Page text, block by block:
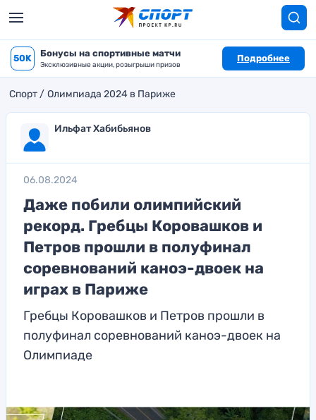
50K Бонусы на спортивные матчи
Эксклюзивные акции, розыгрыши призов
Подробнее
Спорт Олимпиада 2024 в Париже
Ильфат Хабибьянов
06.08.2024
Даже побили олимпийский
рекорд. Гребцы Коровашков и
Петров прошли в полуфинал
соревнований каноэ-двоек на
играх в Париже
Гребцы Коровашков и Петров прошли в
полуфинал соревнований каноэ-двоек на
Олимпиаде